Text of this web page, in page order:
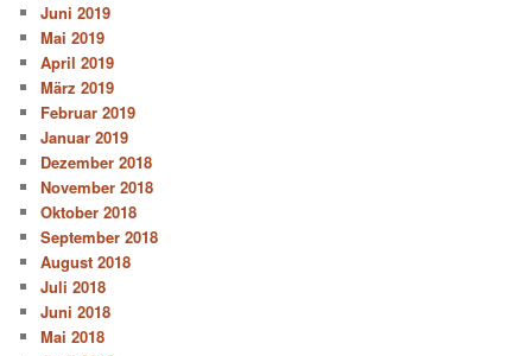
Juni 2019
Mai 2019
April 2019
März 2019
Februar 2019
Januar 2019
Dezember 2018
November 2018
Oktober 2018
September 2018
August 2018
Juli 2018
Juni 2018
Mai 2018